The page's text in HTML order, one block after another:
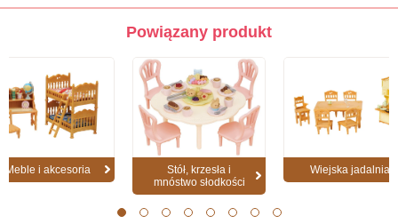
Powiązany produkt
Meble i akcesoria
Stół, krzesła i
mnóstwo słodkości
Wiejska jadalnia